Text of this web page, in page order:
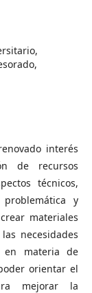
interés
de recursos
técnicos,
y
materiales
necesidades
en materia de
orientar el
mejorar la